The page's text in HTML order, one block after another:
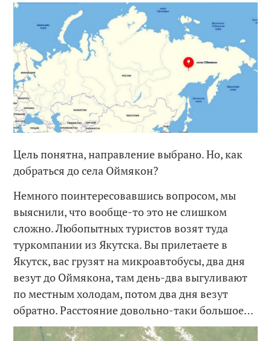
Цель понятна, направление выбрано. Но, как
добраться до села Оймякон?
Немного поинтересовавшись вопросом, мы
выяснили, что вообще-то это не слишком
сложно. Любопытных туристов возят туда
туркомпании из Якутска. Вы прилетаете в
Якутск, вас грузят на микроавтобусы, два дня
везут до Оймякона, там день-два выгуливают
по местным холодам, потом два дня везут
обратно. Расстояние довольно-таки большое…